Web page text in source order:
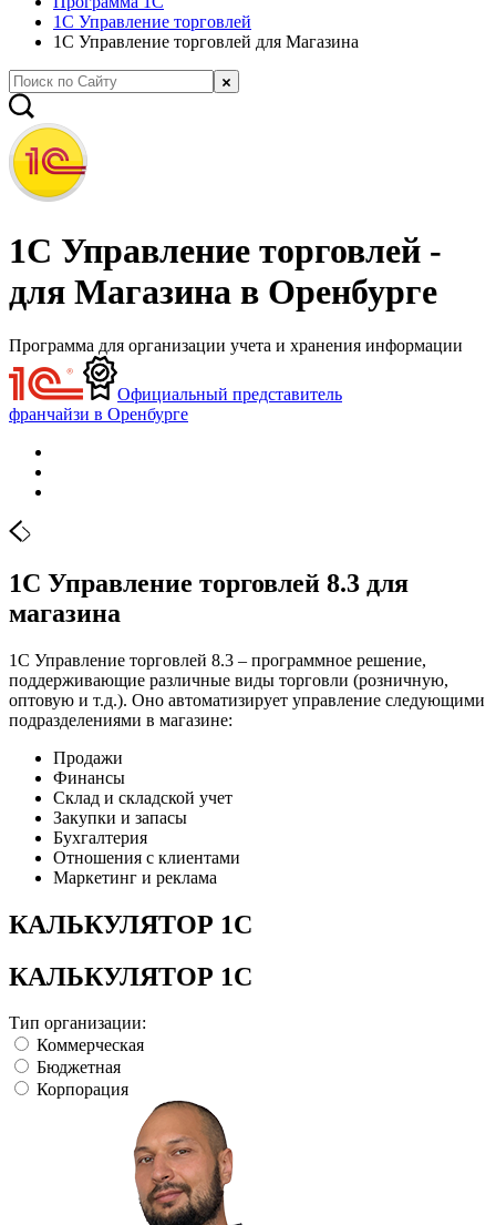
1С Управление торговлей
1С Управление торговлей для Магазина
1С Управление торговлей -
для Магазина в Оренбурге
Программа для организации учета и хранения информации
Официальный представитель
франчайзи в Оренбурге
1С Управление торговлей 8.3 для
магазина
1С Управление торговлей 8.3 – программное решение,
поддерживающие различные виды торговли (розничную,
оптовую и т.д.). Оно автоматизирует управление следующими
подразделениями в магазине:
Продажи
Финансы
Склад и складской учет
Закупки и запасы
Бухгалтерия
Отношения с клиентами
Маркетинг и реклама
КАЛЬКУЛЯТОР 1С
КАЛЬКУЛЯТОР 1С
Тип организации:
Коммерческая
Бюджетная
Корпорация